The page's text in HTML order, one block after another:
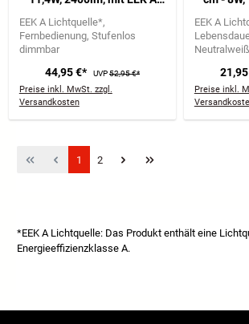
Weiß
EEK A Lichtquelle*
Fernbedienung Stufenlos
dimmbar
44,95 €* UVP52,95 €*
Preise inkl. MwSt. zzgl.
Versandkosten
EEK A
Preise inkl.
Seite
1 Seite
2
*EEK A Lichtquelle: Das Produkt enthält eine
Energieeffizienzklasse A.